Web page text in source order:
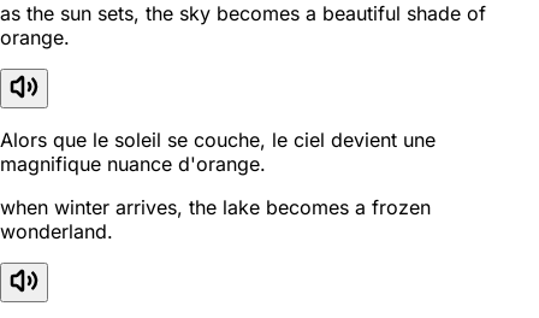
as the sun sets, the sky becomes a beautiful shade of
orange.
Alors que le soleil se couche, le ciel devient une
magnifique nuance d'orange.
when winter arrives, the lake becomes a frozen
wonderland.